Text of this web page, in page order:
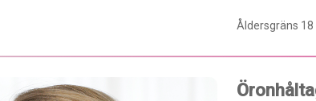
Åldersgräns